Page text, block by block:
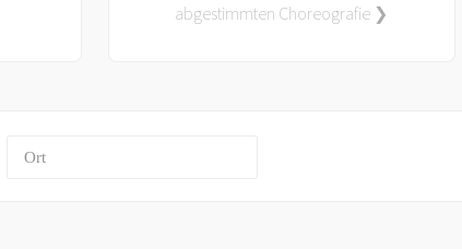
abgestimmten Choreografie ❯